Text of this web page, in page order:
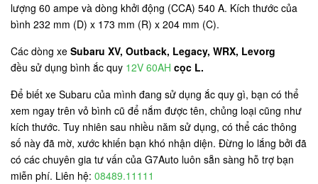
lượng 60 ampe và dòng khởi động (CCA) 540 A. Kích thước của
bình 232 mm (D) x 173 mm (R) x 204 mm (C).
Các dòng xe Subaru XV, Outback, Legacy, WRX, Levorg
đều sử dụng bình ắc quy 12V 60AH cọc L.
Để biết xe Subaru của mình đang sử dụng ắc quy gì, bạn có thể
xem ngay trên vỏ bình cũ để nắm được tên, chủng loại cũng như
kích thước. Tuy nhiên sau nhiều năm sử dụng, có thể các thông
số này đã mờ, xước khiến bạn khó nhận diện. Đừng lo lắng bởi đã
có các chuyên gia tư vấn của G7Auto luôn sẵn sàng hỗ trợ bạn
miễn phí. Liên hệ: 08489.11111